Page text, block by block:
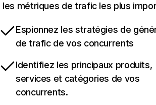
les métriques de trafic les plus
Espionnez les stratégies de
de trafic de vos concurrents
Identifiez les principaux produits,
services et catégories de vos
concurrents.